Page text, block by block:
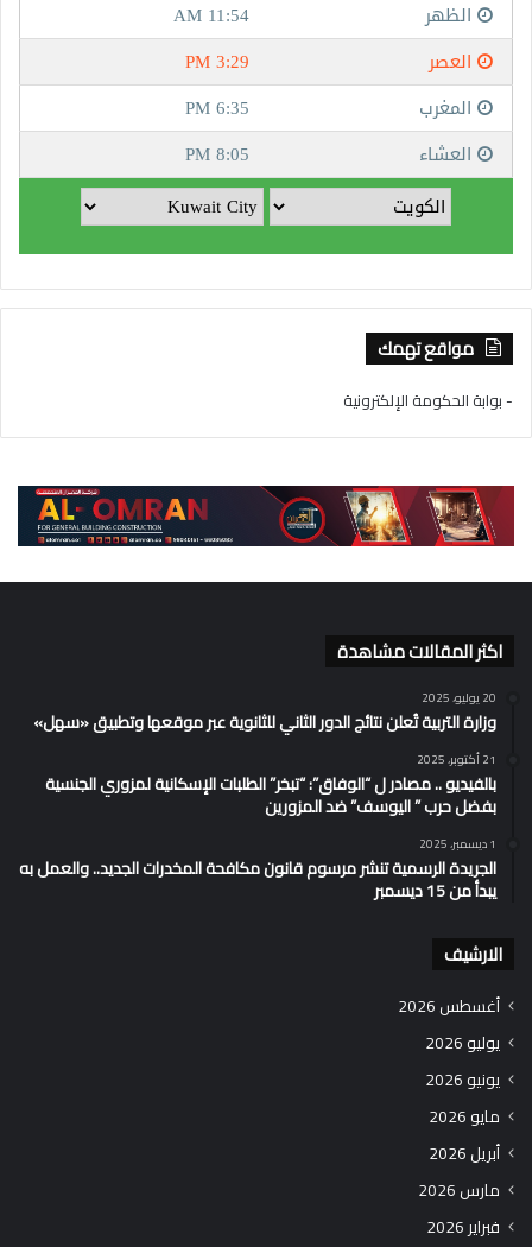
مواقع تهمك
- بوابة الحكومة الإلكترونية
اكثر المقالات مشاهدة
20 يوليو، 2025
وزارة التربية تُعلن نتائج الدور الثاني للثانوية عبر موقعها وتطبيق «سهل»
21 أكتوبر، 2025
بالفيديو .. مصادر ل “الوفاق”: “تبخر” الطلبات الإسكانية لمزوري الجنسية
بفضل حرب ” اليوسف” ضد المزورين
1 ديسمبر، 2025
الجريدة الرسمية تنشر مرسوم قانون مكافحة المخدرات الجديد.. والعمل به
يبدأ من 15 ديسمبر
الارشيف
أغسطس 2026
يوليو 2026
يونيو 2026
مايو 2026
أبريل 2026
مارس 2026
فبراير 2026